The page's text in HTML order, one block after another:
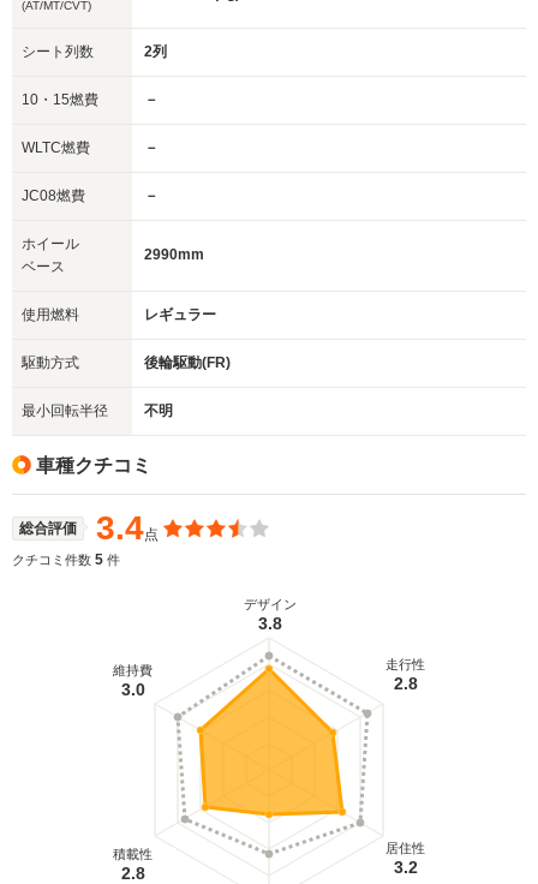
(AT/MT/CVT)
シート列数 2列
10・15燃費 －
WLTC燃費 －
JC08燃費 －
ホイール
ベース
2990mm
使用燃料 レギュラー
駆動方式 後輪駆動(FR)
最小回転半径 不明
車種クチコミ
総合評価 3.4点
クチコミ件数 5 件
デザイン
3.8
走行性
2.8
居住性
3.2
積載性
2.8
維持費
3.0